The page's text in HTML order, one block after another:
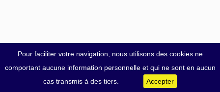
Pour faciliter votre navigation, nous utilisons des cookies ne
comportant aucune information personnelle et qui ne sont en aucun
cas transmis à des tiers.
Accepter